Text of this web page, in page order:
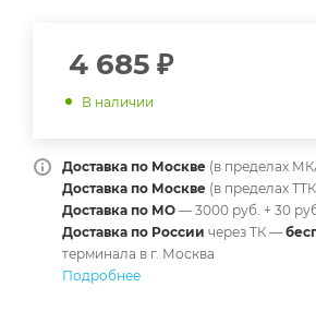
4 685 ₽
В наличии
Доставка по Москве (в пределах
Доставка по Москве (в пределах
Доставка по МО — 3000 руб. + 30
Доставка по России через ТК — б
терминала в г. Москва
Подробнее